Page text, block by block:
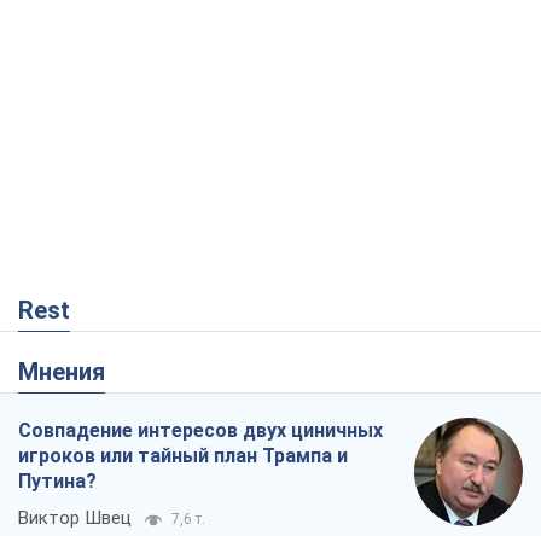
Rest
Мнения
Совпадение интересов двух циничных
игроков или тайный план Трампа и
Путина?
Виктор Швец 7,6 т.